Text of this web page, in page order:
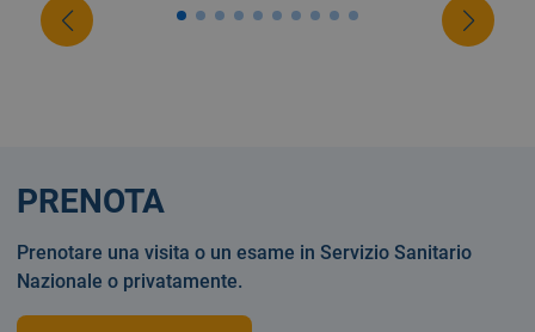
PRENOTA
Prenotare una visita o un esame in Servizio Sanitario
Nazionale o privatamente.